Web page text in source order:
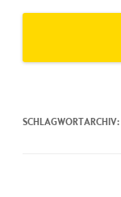
SCHLAGWORTARCHIV: